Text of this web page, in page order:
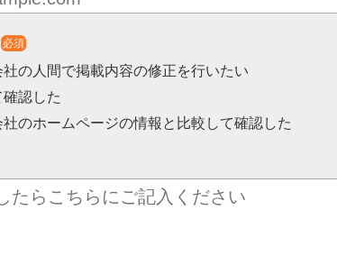
必須
の人間で掲載内容の修正を行いたい
認した
のホームページの情報と比較して確認した